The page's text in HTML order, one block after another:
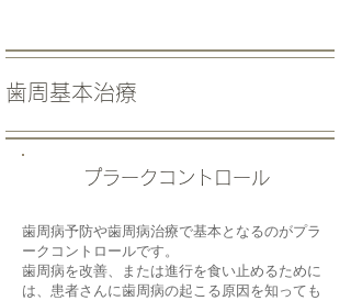
​歯周基本治療
プラークコントロール
歯周病予防や歯周病治療で基本となるのがプラ
ークコントロールです。
歯周病を改善、または進行を食い止めるために
は、患者さんに歯周病の起こる原因を知っても